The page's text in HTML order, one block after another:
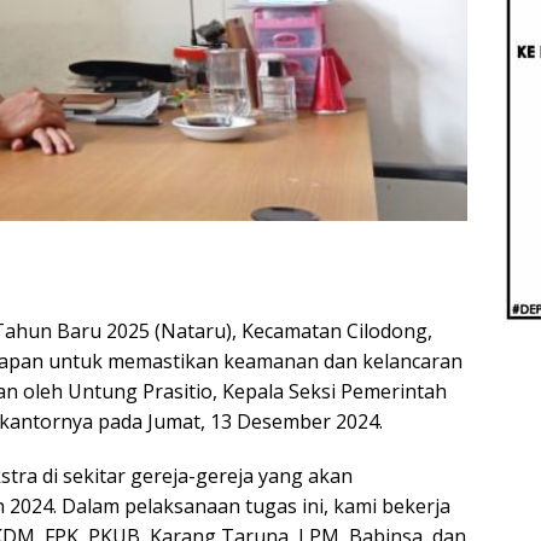
Baru 2025 (Nataru), Kecamatan Cilodong,
untuk memastikan keamanan dan kelancaran
oleh Untung Prasitio, Kepala Seksi Pemerintah
pada Jumat, 13 Desember 2024.
di sekitar gereja-gereja yang akan
Dalam pelaksanaan tugas ini, kami bekerja